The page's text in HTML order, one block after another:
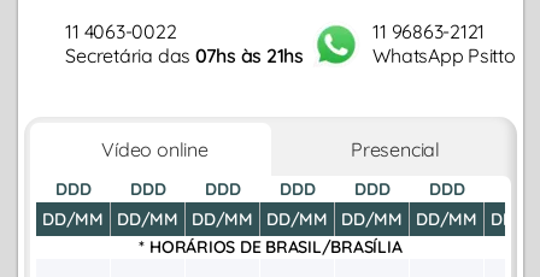
11 4063-0022
Secretária das 07hs às 21hs
11 96863-2121
WhatsApp Psitto
Vídeo online Presencial
DDD
DD/MM
DDD
DD/MM
DDD
DD/MM
DDD
DD/MM
DDD
DD/MM
DDD
DD/MM
DD/
* HORÁRIOS DE BRASIL/BRASÍLIA